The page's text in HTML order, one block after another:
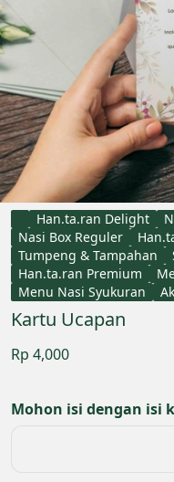
Han.ta.ran Delight
Nasi Box Reguler
Tumpeng & Tampahan
Han.ta.ran Premium
Menu Nasi Syukuran
Kartu Ucapan
Rp 4,000
Mohon isi dengan isi